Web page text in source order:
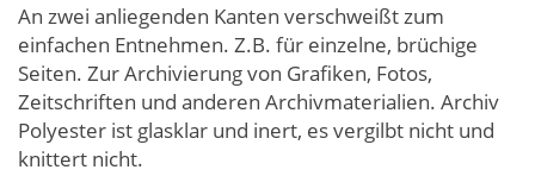
An zwei anliegenden Kanten verschweißt zum
einfachen Entnehmen. Z.B. für einzelne, brüchige
Seiten. Zur Archivierung von Grafiken, Fotos,
Zeitschriften und anderen Archivmaterialien. Archiv
Polyester ist glasklar und inert, es vergilbt nicht und
knittert nicht.